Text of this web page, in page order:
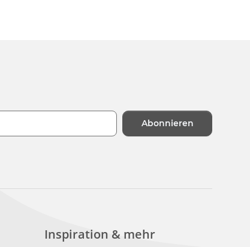
Abonnieren
Inspiration & mehr